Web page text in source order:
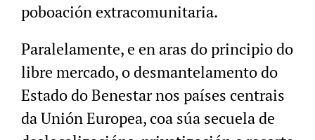
poboación extracomunitaria.
Paralelamente, e en aras do principio do
libre mercado, o desmantelamento do
Estado do Benestar nos países centrais
da Unión Europea, coa súa secuela de